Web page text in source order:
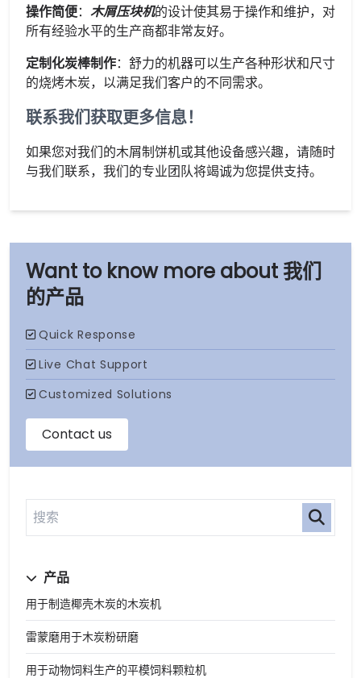
我们
的产品
产品
用于制造椰壳木炭的木炭机
雷蒙磨用于木炭粉研磨
用于动物饲料生产的平模饲料颗粒机
操作简便： 木屑压块机的设计使其易于操作和维护，对
所有经验水平的生产商都非常友好。
定制化炭棒制作：舒力的机器可以生产各种形状和尺寸
的烧烤木炭，以满足我们客户的不同需求。
联系我们获取更多信息！
如果您对我们的木屑制饼机或其他设备感兴趣，请随时
与我们联系，我们的专业团队将竭诚为您提供支持。